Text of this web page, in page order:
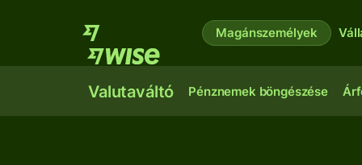
Magánszemélyek
Valutaváltó Pénznemek böngészése